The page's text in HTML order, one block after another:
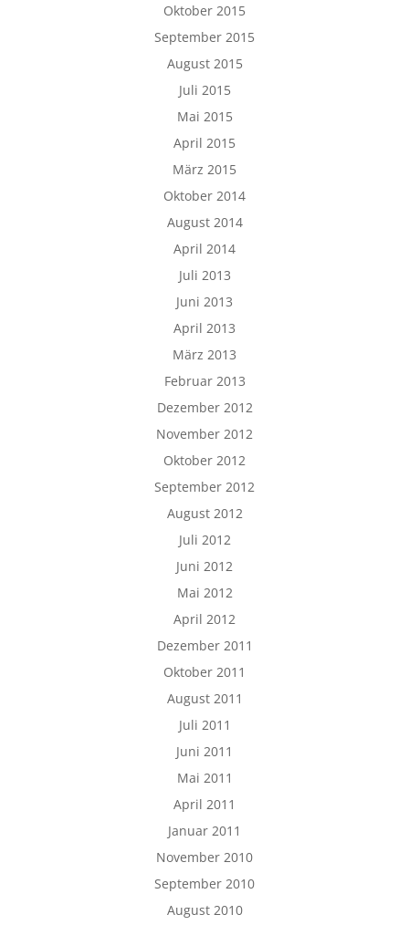
Oktober 2015
September 2015
August 2015
Juli 2015
Mai 2015
April 2015
März 2015
Oktober 2014
August 2014
April 2014
Juli 2013
Juni 2013
April 2013
März 2013
Februar 2013
Dezember 2012
November 2012
Oktober 2012
September 2012
August 2012
Juli 2012
Juni 2012
Mai 2012
April 2012
Dezember 2011
Oktober 2011
August 2011
Juli 2011
Juni 2011
Mai 2011
April 2011
Januar 2011
November 2010
September 2010
August 2010